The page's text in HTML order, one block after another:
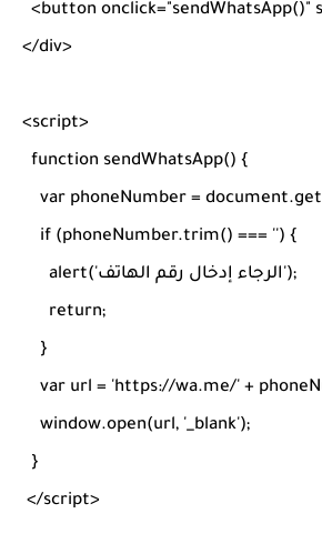
<button onclick="sendWhatsApp()"
</div>
<script>
  function sendWhatsApp() {
var phoneNumber =
    if (phoneNumber.trim() === '') {
      alert('الرجاء إدخال رقم الهاتف');
      return;
    }
var url = 'https://wa.me/' +
    window.open(url, '_blank');
</script>